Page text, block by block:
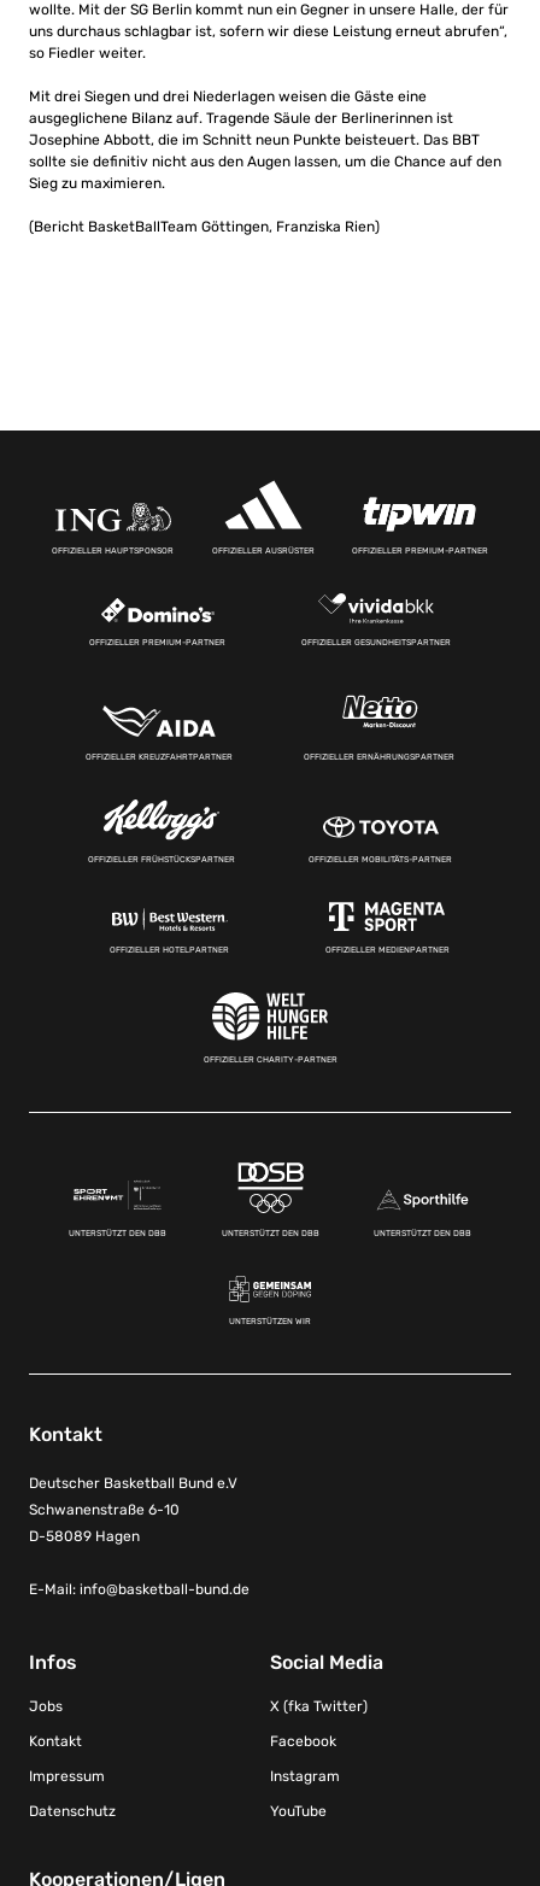
wollte. Mit der SG Berlin kommt nun ein Gegner in unsere Halle, der für
uns durchaus schlagbar ist, sofern wir diese Leistung erneut abrufen“,
so Fiedler weiter.
Mit drei Siegen und drei Niederlagen weisen die Gäste eine
ausgeglichene Bilanz auf. Tragende Säule der Berlinerinnen ist
Josephine Abbott, die im Schnitt neun Punkte beisteuert. Das BBT
sollte sie definitiv nicht aus den Augen lassen, um die Chance auf den
Sieg zu maximieren.
(Bericht BasketBallTeam Göttingen, Franziska Rien)
OFFIZIELLER HAUPTSPONSOR OFFIZIELLER AUSRÜSTER OFFIZIELLER PREMIUM-PARTNER
OFFIZIELLER PREMIUM-PARTNER OFFIZIELLER GESUNDHEITSPARTNER
OFFIZIELLER KREUZFAHRTPARTNER OFFIZIELLER ERNÄHRUNGSPARTNER
OFFIZIELLER FRÜHSTÜCKSPARTNER OFFIZIELLER MOBILITÄTS-PARTNER
OFFIZIELLER HOTELPARTNER OFFIZIELLER MEDIENPARTNER
OFFIZIELLER CHARITY-PARTNER
UNTERSTÜTZT DEN DBB UNTERSTÜTZT DEN DBB UNTERSTÜTZT DEN DBB
UNTERSTÜTZEN WIR
Kontakt
Deutscher Basketball Bund e.V
Schwanenstraße 6-10
D-58089 Hagen
E-Mail: info@basketball-bund.de
Infos
Jobs
Kontakt
Impressum
Datenschutz
Social Media
X (fka Twitter)
Facebook
Instagram
YouTube
Kooperationen/Ligen